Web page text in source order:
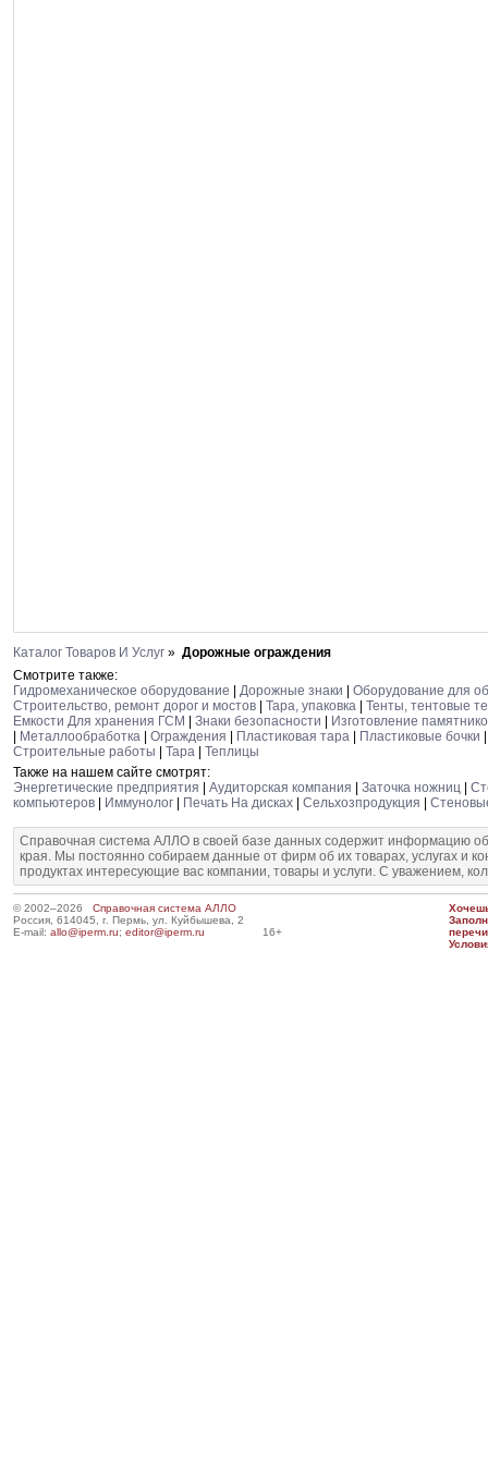
Каталог Товаров И Услуг » Дорожные ограждения
Смотрите также:
Гидромеханическое оборудование
Дорожные знаки
Оборудование для
Строительство, ремонт дорог и мостов
Тара, упаковка
Тенты, тентовые
Емкости Для хранения ГСМ
Знаки безопасности
Изготовление
Металлообработка Ограждения Пластиковая тара Пластиковые бочки
Строительные работы
Тара
Теплицы
Также на нашем сайте смотрят:
Энергетические предприятия
Аудиторская компания Заточка ножниц
компьютеров
Иммунолог Печать На дисках Сельхозпродукция
Справочная система АЛЛО в своей базе данных содержит информацию
края. Мы постоянно собираем данные от фирм об их товарах, услугах и
продуктах интересующие вас компании, товары и услуги. С уважением,
© 2002–2026 Справочная система АЛЛО
Россия, 614045, г. Пермь, ул. Куйбышева, 2
E-mail: allo@iperm.ru; editor@iperm.ru 16+